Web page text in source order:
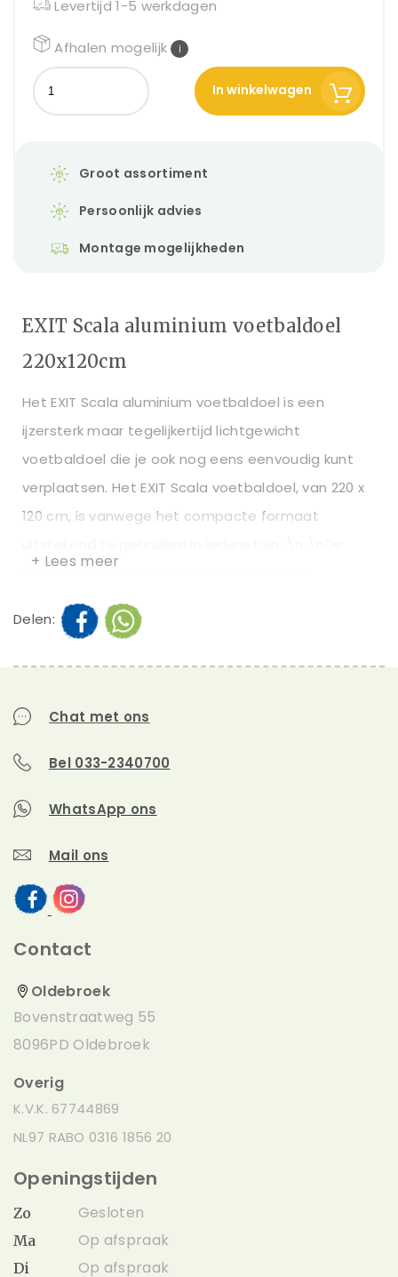
Levertijd 1-5 werkdagen
Afhalen mogelijk i
In winkelwagen
Groot assortiment
Persoonlijk advies
Montage mogelijkheden
EXIT Scala aluminium voetbaldoel
220x120cm
Het EXIT Scala aluminium voetbaldoel is een
ijzersterk maar tegelijkertijd lichtgewicht
voetbaldoel die je ook nog eens eenvoudig kunt
verplaatsen. Het EXIT Scala voetbaldoel, van 220 x
120 cm, is vanwege het compacte formaat
voorzijde van het frame van de EXIT Scala
voetbaldoelen is geanodiseerd, dit betekent dat
het frame een extra beschermede toplaag heeft
gepoedercoat voor een perfecte afwerking van
is zwart en eenvoudig te monteren met zwarte
kunststof haken die in het profiel gemonteerd zijn.
voetballer van het veld met de EXIT Scala
aluminium voetbaldoelen!
Aluminium voetbaldoel
(220x120cm)
+ Lees meer
Delen:
Chat met ons
Bel 033-2340700
WhatsApp ons
Mail ons
Contact
Oldebroek
Bovenstraatweg 55
8096PD Oldebroek
Overig
K.V.K. 67744869
NL97 RABO 0316 1856 20
Openingstijden
Zo Gesloten
Ma Op afspraak
Di Op afspraak